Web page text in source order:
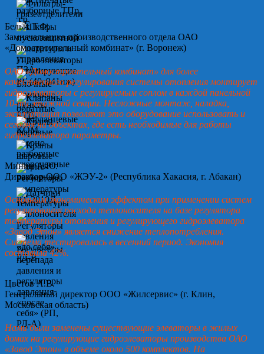
Белых Т.Ф.
Замначальника производственного отдела ОАО
«Домостроительный комбинат» (г. Воронеж)
ОАО «Домостроительный комбинат» для более
качественного регулирования системы отопления монтирует
гидроэлеваторы с регулируемым соплом в каждой панельной
10-ти этажной секции. Несложные монтаж, наладка,
эксплуатация позволяют это оборудование использовать и
сегодня на объектах, где есть необходимые для работы
гидроэлеватора параметры.
Минин А.Ю.
Директор ООО «ЖЭУ-2» (Республика Хакасия, г. Абакан)
Основным экономическим эффектом при применении систем
регулирования расхода теплоносителя на базе регулятора
температуры отопления и регулирующего гидроэлеватора
«Завод Этон» является снижение теплопотребления.
Система тестировалась в весенний период. Экономия
составила 42%.
Цветов А.В.
Генеральный директор ООО «Жилсервис» (г. Клин,
Московская область)
Нами были заменены существующие элеваторы в жилых
домах на регулирующие гидроэлеваторы производства ОАО
«Завод Этон» в объеме около 500 комплектов. На